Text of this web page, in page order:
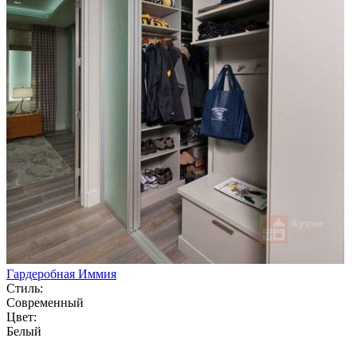
Гардеробная Иммия
Стиль:
Современный
Цвет:
Белый